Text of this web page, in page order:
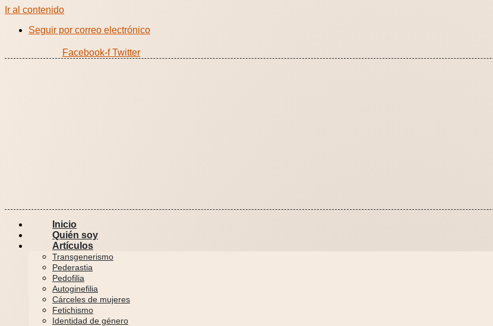
Ir al contenido
Seguir por correo electrónico
Facebook-f Twitter
Inicio
Quién soy
Artículos
Transgenerismo
Pederastia
Pedofilia
Autoginefilia
Cárceles de mujeres
Fetichismo
Identidad de género